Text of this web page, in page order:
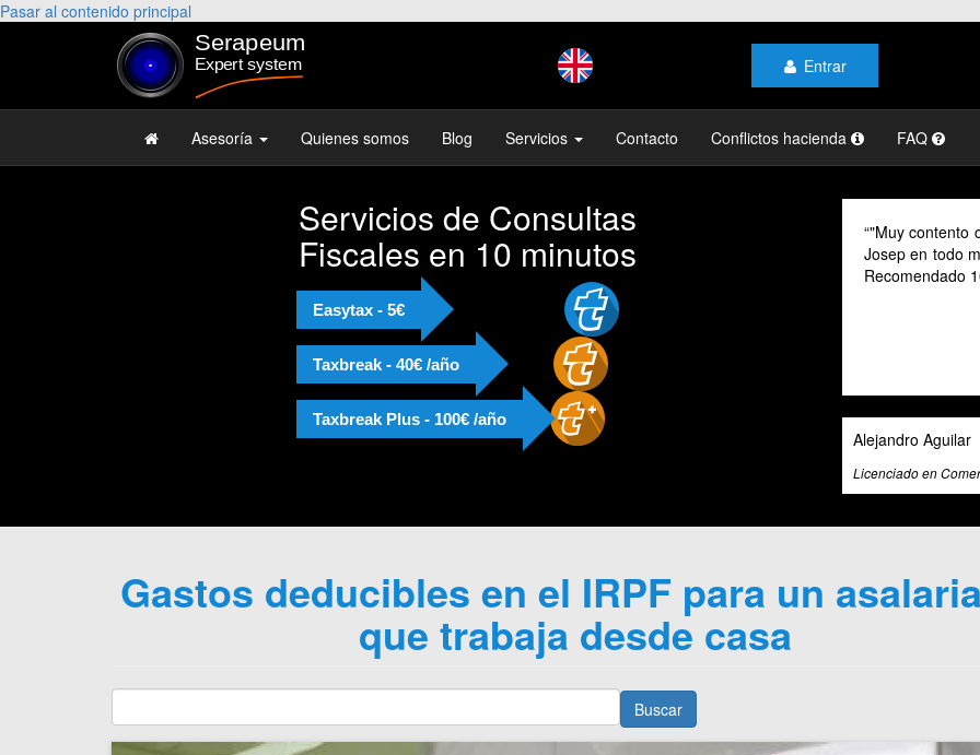
Pasar al contenido principal
Entrar
Asesoría Quienes somos Blog Servicios Contacto Conflictos hacienda FAQ
Servicios de Consultas
Fiscales en 10 minutos
Easytax - 5€
Taxbreak - 40€ /año
Taxbreak Plus - 100€ /año
"Muy contento
Josep en todo
Recomendado
Alejandro Aguilar
Licenciado en
Gastos deducibles en el IRPF para un
que trabaja desde casa
Buscar